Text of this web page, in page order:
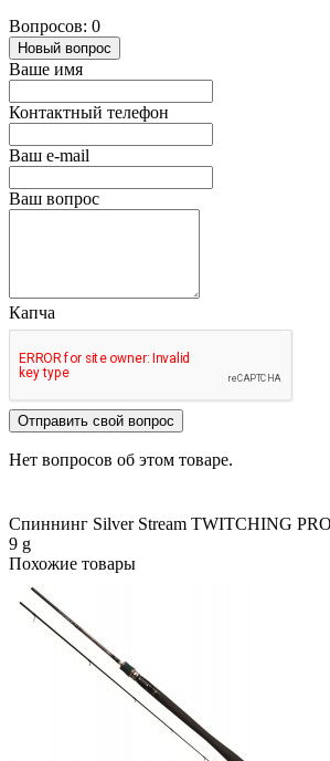
Вопросов: 0
Новый вопрос
Ваше имя
Контактный телефон
Ваш e-mail
Ваш вопрос
Капча
Отправить свой вопрос
Нет вопросов об этом товаре.
Спиннинг Silver Stream TWITCHING
9 g
Похожие товары